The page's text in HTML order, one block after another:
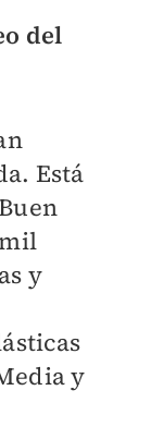
del
Está
y
y